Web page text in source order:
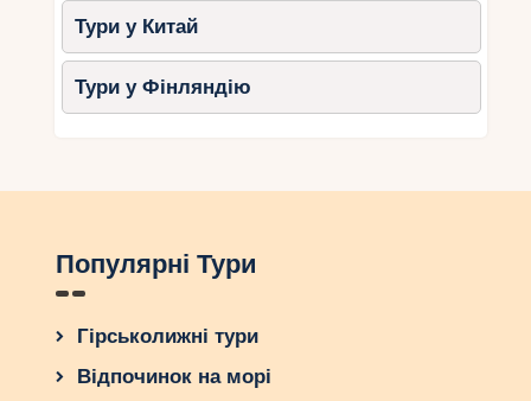
Тури у Китай
Тури у Фінляндію
Популярні Тури
Гірськолижні тури
Відпочинок на морі